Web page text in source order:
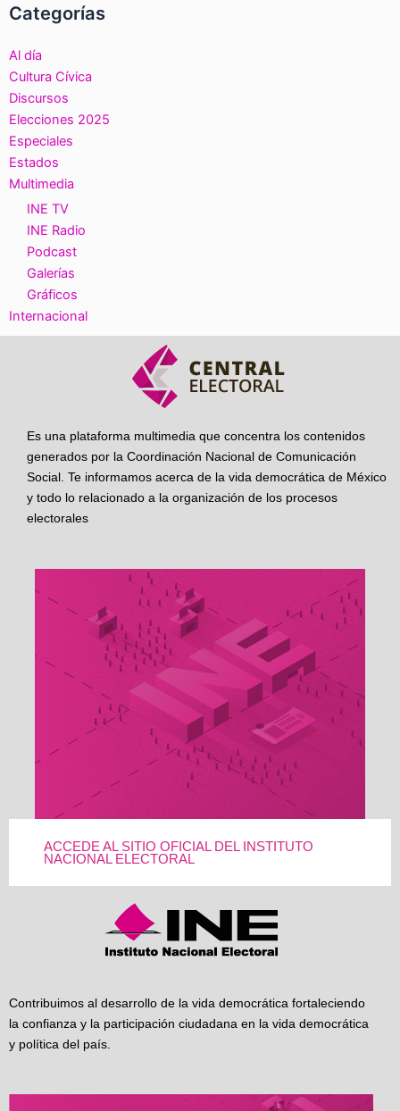
Categorías
Al día
Cultura Cívica
Discursos
Elecciones 2025
Especiales
Estados
Multimedia
INE TV
INE Radio
Podcast
Galerías
Gráficos
Internacional
Es una plataforma multimedia que concentra los contenidos
generados por la Coordinación Nacional de Comunicación
Social. Te informamos acerca de la vida democrática de México
y todo lo relacionado a la organización de los procesos
electorales
ACCEDE AL SITIO OFICIAL DEL INSTITUTO
NACIONAL ELECTORAL
Contribuimos al desarrollo de la vida democrática fortaleciendo
la confianza y la participación ciudadana en la vida democrática
y política del país.